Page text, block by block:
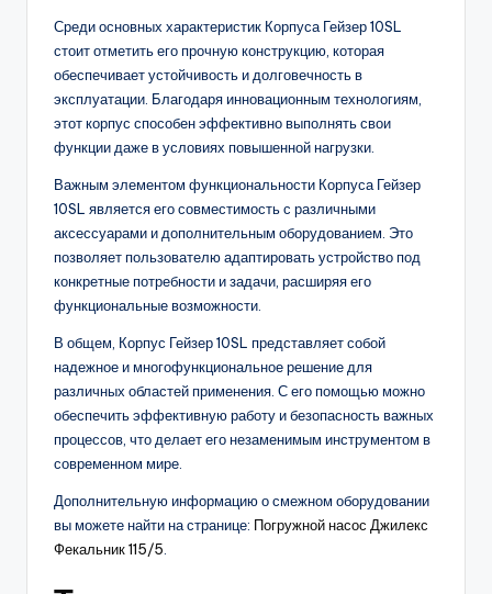
Среди основных характеристик Корпуса Гейзер 10SL
стоит отметить его прочную конструкцию, которая
обеспечивает устойчивость и долговечность в
эксплуатации. Благодаря инновационным технологиям,
этот корпус способен эффективно выполнять свои
функции даже в условиях повышенной нагрузки.
Важным элементом функциональности Корпуса Гейзер
10SL является его совместимость с различными
аксессуарами и дополнительным оборудованием. Это
позволяет пользователю адаптировать устройство под
конкретные потребности и задачи, расширяя его
функциональные возможности.
В общем, Корпус Гейзер 10SL представляет собой
надежное и многофункциональное решение для
различных областей применения. С его помощью можно
обеспечить эффективную работу и безопасность важных
процессов, что делает его незаменимым инструментом в
современном мире.
Дополнительную информацию о смежном оборудовании
вы можете найти на странице: Погружной насос Джилекс
Фекальник 115/5